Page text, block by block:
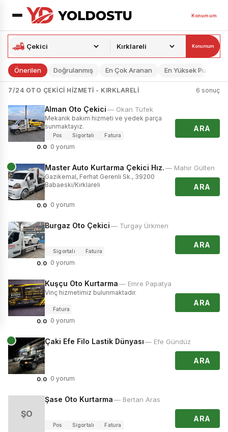
Konumum
Konumum
Önerilen Doğrulanmış En Çok Aranan En Yüksek Puan
7/24 OTO ÇEKICI HIZMETI - KIRKLARELI 6 sonuç
0.0
Alman Oto Çekici— Okan Tüfek
Mekanik bakım hizmeti ve yedek parça
sunmaktayız.
Pos Sigortalı Fatura
0 yorum
ARA
0.0
Master Auto Kurtarma Çekici Hız.— Mahir Gülten
Gazikemal, Ferhat Gerenli Sk., 39200
Babaeski/Kırklareli
0 yorum
ARA
0.0
Burgaz Oto Çekici— Turgay Ürkmen
Sigortalı Fatura
0 yorum
ARA
0.0
Kuşçu Oto Kurtarma— Emre Papatya
Vinç hizmetimiz bulunmaktadır.
Fatura
0 yorum
ARA
0.0
Çaki Efe Filo Lastik Dünyası— Efe Gündüz
0 yorum
ARA
ŞO
Şase Oto Kurtarma— Bertan Aras
Pos Sigortalı Fatura
ARA